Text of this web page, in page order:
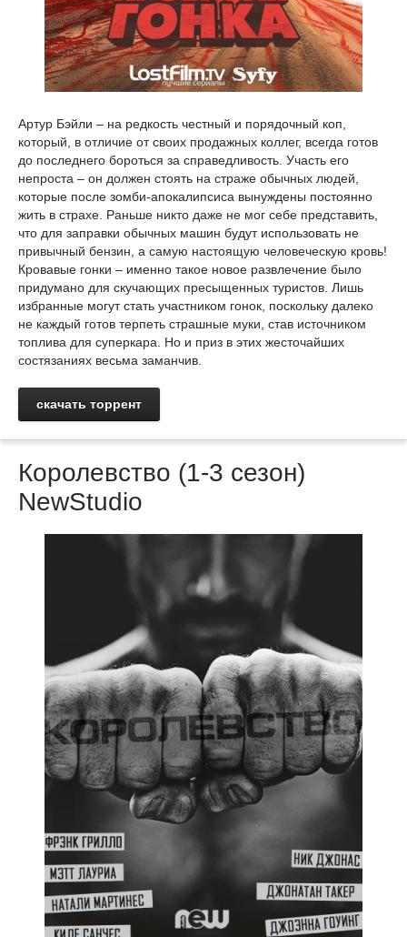
Артур Бэйли – на редкость честный и порядочный коп,
который, в отличие от своих продажных коллег, всегда готов
до последнего бороться за справедливость. Участь его
непроста – он должен стоять на страже обычных людей,
которые после зомби-апокалипсиса вынуждены постоянно
жить в страхе. Раньше никто даже не мог себе представить,
что для заправки обычных машин будут использовать не
привычный бензин, а самую настоящую человеческую кровь!
Кровавые гонки – именно такое новое развлечение было
придумано для скучающих пресыщенных туристов. Лишь
избранные могут стать участником гонок, поскольку далеко
не каждый готов терпеть страшные муки, став источником
топлива для суперкара. Но и приз в этих жесточайших
состязаниях весьма заманчив.
скачать торрент
Королевство (1-3 сезон)
NewStudio